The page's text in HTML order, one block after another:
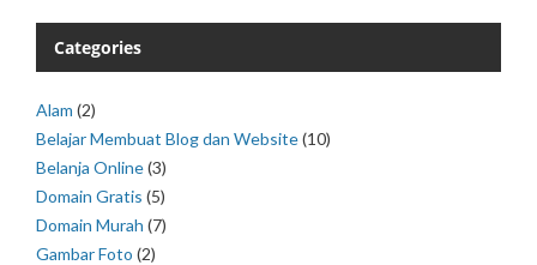
Categories
Alam (2)
Belajar Membuat Blog dan Website(10)
Belanja Online(3)
Domain Gratis (5)
Domain Murah (7)
Gambar Foto (2)